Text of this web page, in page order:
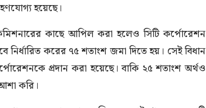
হয়েছে।
কাছে আপিল করা হলেও সিটি কর্পোরেশন
নির্ধারিত করের ৭৫ শতাংশ জমা দিতে হয়। সেই বিধান
প্রদান করা হয়েছে। বাকি ২৫ শতাংশ অর্থও
করি।